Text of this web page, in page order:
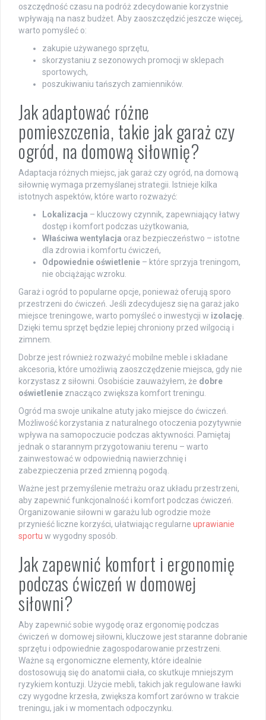
oszczędność czasu na podróż zdecydowanie korzystnie
wpływają na nasz budżet. Aby zaoszczędzić jeszcze więcej,
warto pomyśleć o:
zakupie używanego sprzętu,
skorzystaniu z sezonowych promocji w sklepach
sportowych,
poszukiwaniu tańszych zamienników.
Jak adaptować różne
pomieszczenia, takie jak garaż czy
ogród, na domową siłownię?
Adaptacja różnych miejsc, jak garaż czy ogród, na domową
siłownię wymaga przemyślanej strategii. Istnieje kilka
istotnych aspektów, które warto rozważyć:
Lokalizacja – kluczowy czynnik, zapewniający łatwy
dostęp i komfort podczas użytkowania,
Właściwa wentylacja oraz bezpieczeństwo – istotne
dla zdrowia i komfortu ćwiczeń,
Odpowiednie oświetlenie – które sprzyja treningom,
nie obciążając wzroku.
Garaż i ogród to popularne opcje, ponieważ oferują sporo
przestrzeni do ćwiczeń. Jeśli zdecydujesz się na garaż jako
miejsce treningowe, warto pomyśleć o inwestycji w izolację
Dzięki temu sprzęt będzie lepiej chroniony przed wilgocią i
zimnem.
Dobrze jest również rozważyć mobilne meble i składane
akcesoria, które umożliwią zaoszczędzenie miejsca, gdy nie
korzystasz z siłowni. Osobiście zauważyłem, że dobre
oświetlenie znacząco zwiększa komfort treningu.
Ogród ma swoje unikalne atuty jako miejsce do ćwiczeń.
Możliwość korzystania z naturalnego otoczenia pozytywnie
wpływa na samopoczucie podczas aktywności. Pamiętaj
jednak o starannym przygotowaniu terenu – warto
zainwestować w odpowiednią nawierzchnię i
zabezpieczenia przed zmienną pogodą.
Ważne jest przemyślenie metrażu oraz układu przestrzeni,
aby zapewnić funkcjonalność i komfort podczas ćwiczeń.
Organizowanie siłowni w garażu lub ogrodzie może
przynieść liczne korzyści, ułatwiając regularne uprawianie
sportu w wygodny sposób.
Jak zapewnić komfort i ergonomię
podczas ćwiczeń w domowej
siłowni?
Aby zapewnić sobie wygodę oraz ergonomię podczas
ćwiczeń w domowej siłowni, kluczowe jest staranne dobranie
sprzętu i odpowiednie zagospodarowanie przestrzeni.
Ważne są ergonomiczne elementy, które idealnie
dostosowują się do anatomii ciała, co skutkuje mniejszym
ryzykiem kontuzji. Użycie mebli, takich jak regulowane ławki
czy wygodne krzesła, zwiększa komfort zarówno w trakcie
treningu, jak i w momentach odpoczynku.